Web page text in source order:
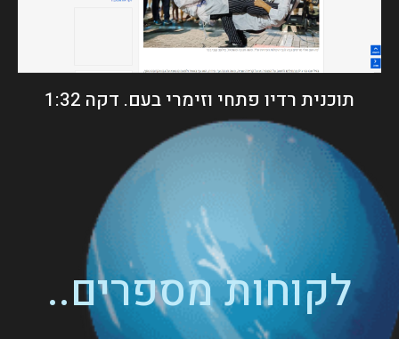
תוכנית רדיו פתחי וזימרי בעם. דקה 1:32
לקוחות מספרים..